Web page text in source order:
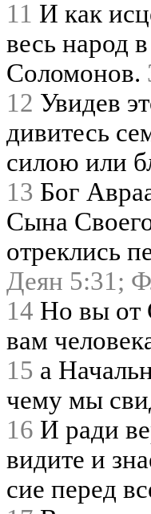
11 И как
весь народ
Соломонов.
12 Увидев
дивитесь
силою или
13 Бог
Сына
отреклись
Деян 5:31;
14 Но вы от
вам
15 а
чему мы
16 И ради
видите и
сие перед